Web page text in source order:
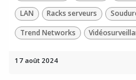
LAN
Racks serveurs
Trend Networks
17 août 2024